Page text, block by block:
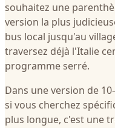
souhaitez une
version la plus
bus local jusqu'au
traversez déjà l'Italie
programme serré.
Dans une version de
si vous cherchez
plus longue, c'est une